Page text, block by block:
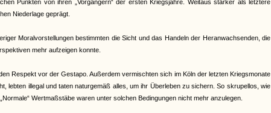
Punkten von ihren „Vorgängern“ der ersten Kriegsjahre. Weitaus stärker als letztere
Niederlage geprägt.
Moralvorstellungen bestimmten die Sicht und das Handeln der Heranwachsenden, die
mehr aufzeigen konnte.
Respekt vor der Gestapo. Außerdem vermischten sich im Köln der letzten Kriegsmonate
lebten illegal und taten naturgemäß alles, um ihr Überleben zu sichern. So skrupellos, wie
Wertmaßstäbe waren unter solchen Bedingungen nicht mehr anzulegen.